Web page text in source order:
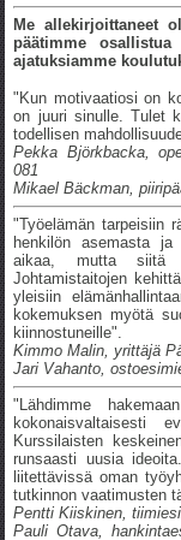
Me allekirjoittaneet
päätimme
ajatuksiamme
"Kun motivaatiosi on
on juuri sinulle. Tulet
todellisen
Pekka Björkbacka,
081
Mikael Bäckman,
"Työelämän tarpeisiin
henkilön asemasta
aikaa, mutta siitä
Johtamistaitojen
yleisiin
kokemuksen myötä
kiinnostuneille".
Kimmo Malin, yrittäjä
Jari Vahanto,
"Lähdimme
kokonaisvaltaisesti
Kurssilaisten
runsaasti uusia
liitettävissä oman
tutkinnon vaatimusten
Pentti Kiiskinen,
Pauli Otava,